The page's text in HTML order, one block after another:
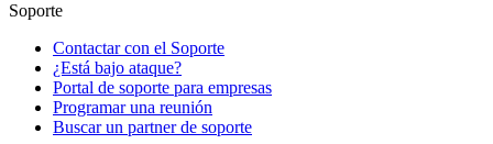
Soporte
Contactar con el Soporte
¿Está bajo ataque?
Portal de soporte para empresas
Programar una reunión
Buscar un partner de soporte